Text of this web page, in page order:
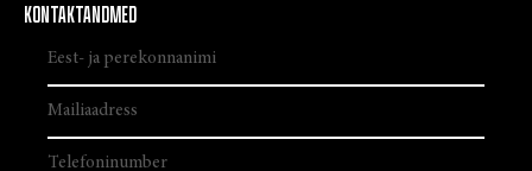
KONTAKTANDMED